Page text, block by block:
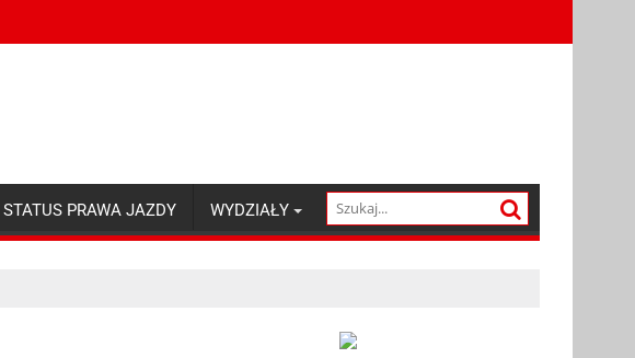
STATUS PRAWA JAZDY WYDZIAŁY